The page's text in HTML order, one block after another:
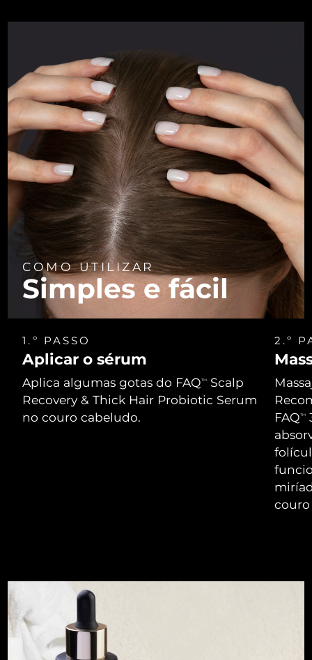
COMO UTILIZAR
Simples e fácil
1.º PASSO
Aplicar o sérum
Aplica algumas gotas do FAQTM
Scalp
Recovery & Thick Hair Probiotic Serum
no couro cabeludo.
2.º
FAQTM
Turquia Entrega prevista
Emirados Árabes
Unidos
Entrega prevista8/10/26
Reino Unido Entrega prevista 8/9/26
Estados Unidos Entrega prevista8/10/26
Uzbequistão Entrega prevista8/14/26
Vietnã Entrega prevista 8/15/26